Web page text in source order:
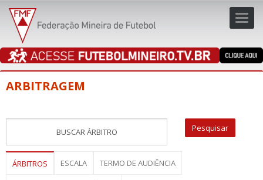
ARBITRAGEM
ÁRBITROS ESCALA TERMO DE AUDIÊNCIA